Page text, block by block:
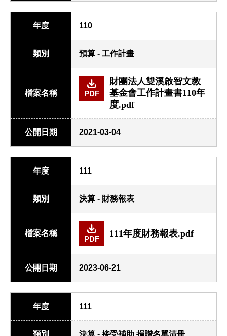
年度 110
類別 預算 - 工作計畫
檔案名稱 PDF
財團法人雙溪啟智文教
基金會工作計畫書110年
度.pdf
公開日期 2021-03-04
年度 111
類別 決算 - 財務報表
檔案名稱
PDF
111年度財務報表.pdf
公開日期 2023-06-21
年度 111
類別 決算 - 接受補助.捐贈名單清冊